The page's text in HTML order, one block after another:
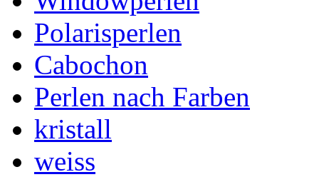
Polarisperlen
Cabochon
Perlen nach Farben
kristall
weiss